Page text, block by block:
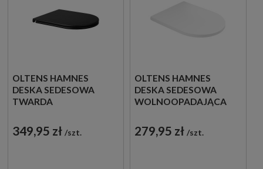
OLTENS HAMNES
DESKA SEDESOWA
TWARDA
OVAN SLIM CZARNY
MAT 45100300
349,95 zł szt.
OLTENS HAMNES
DESKA SEDESOWA
WOLNOOPADAJĄCA
45109000
279,95 zł szt.